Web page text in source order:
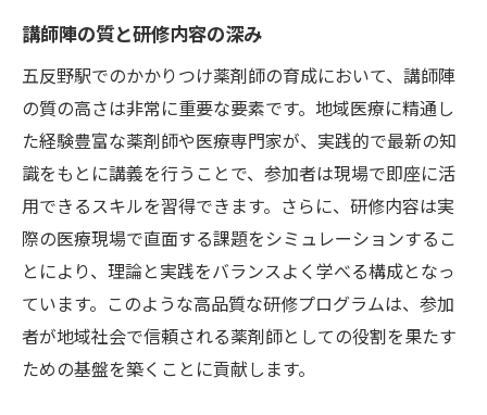
地域医療機関と研修の共同開発のメリット
地域住民参加型の研修制度の可能性
地域医療機関と共に育むかかりつけ文化
研修制度を活用して地域住民に信頼される薬剤
師を目指そう
信頼される薬剤師に求められるスキルセッ
ト
研修制度での学びを地域に還元する方法
患者とのコミュニケーション向上を図る研
修
講師陣の質と研修内容の深み
五反野駅でのかかりつけ薬剤師の育成において、講師陣
の質の高さは非常に重要な要素です。地域医療に精通し
た経験豊富な薬剤師や医療専門家が、実践的で最新の知
識をもとに講義を行うことで、参加者は現場で即座に活
用できるスキルを習得できます。さらに、研修内容は実
際の医療現場で直面する課題をシミュレーションするこ
とにより、理論と実践をバランスよく学べる構成となっ
ています。このような高品質な研修プログラムは、参加
者が地域社会で信頼される薬剤師としての役割を果たす
ための基盤を築くことに貢献します。